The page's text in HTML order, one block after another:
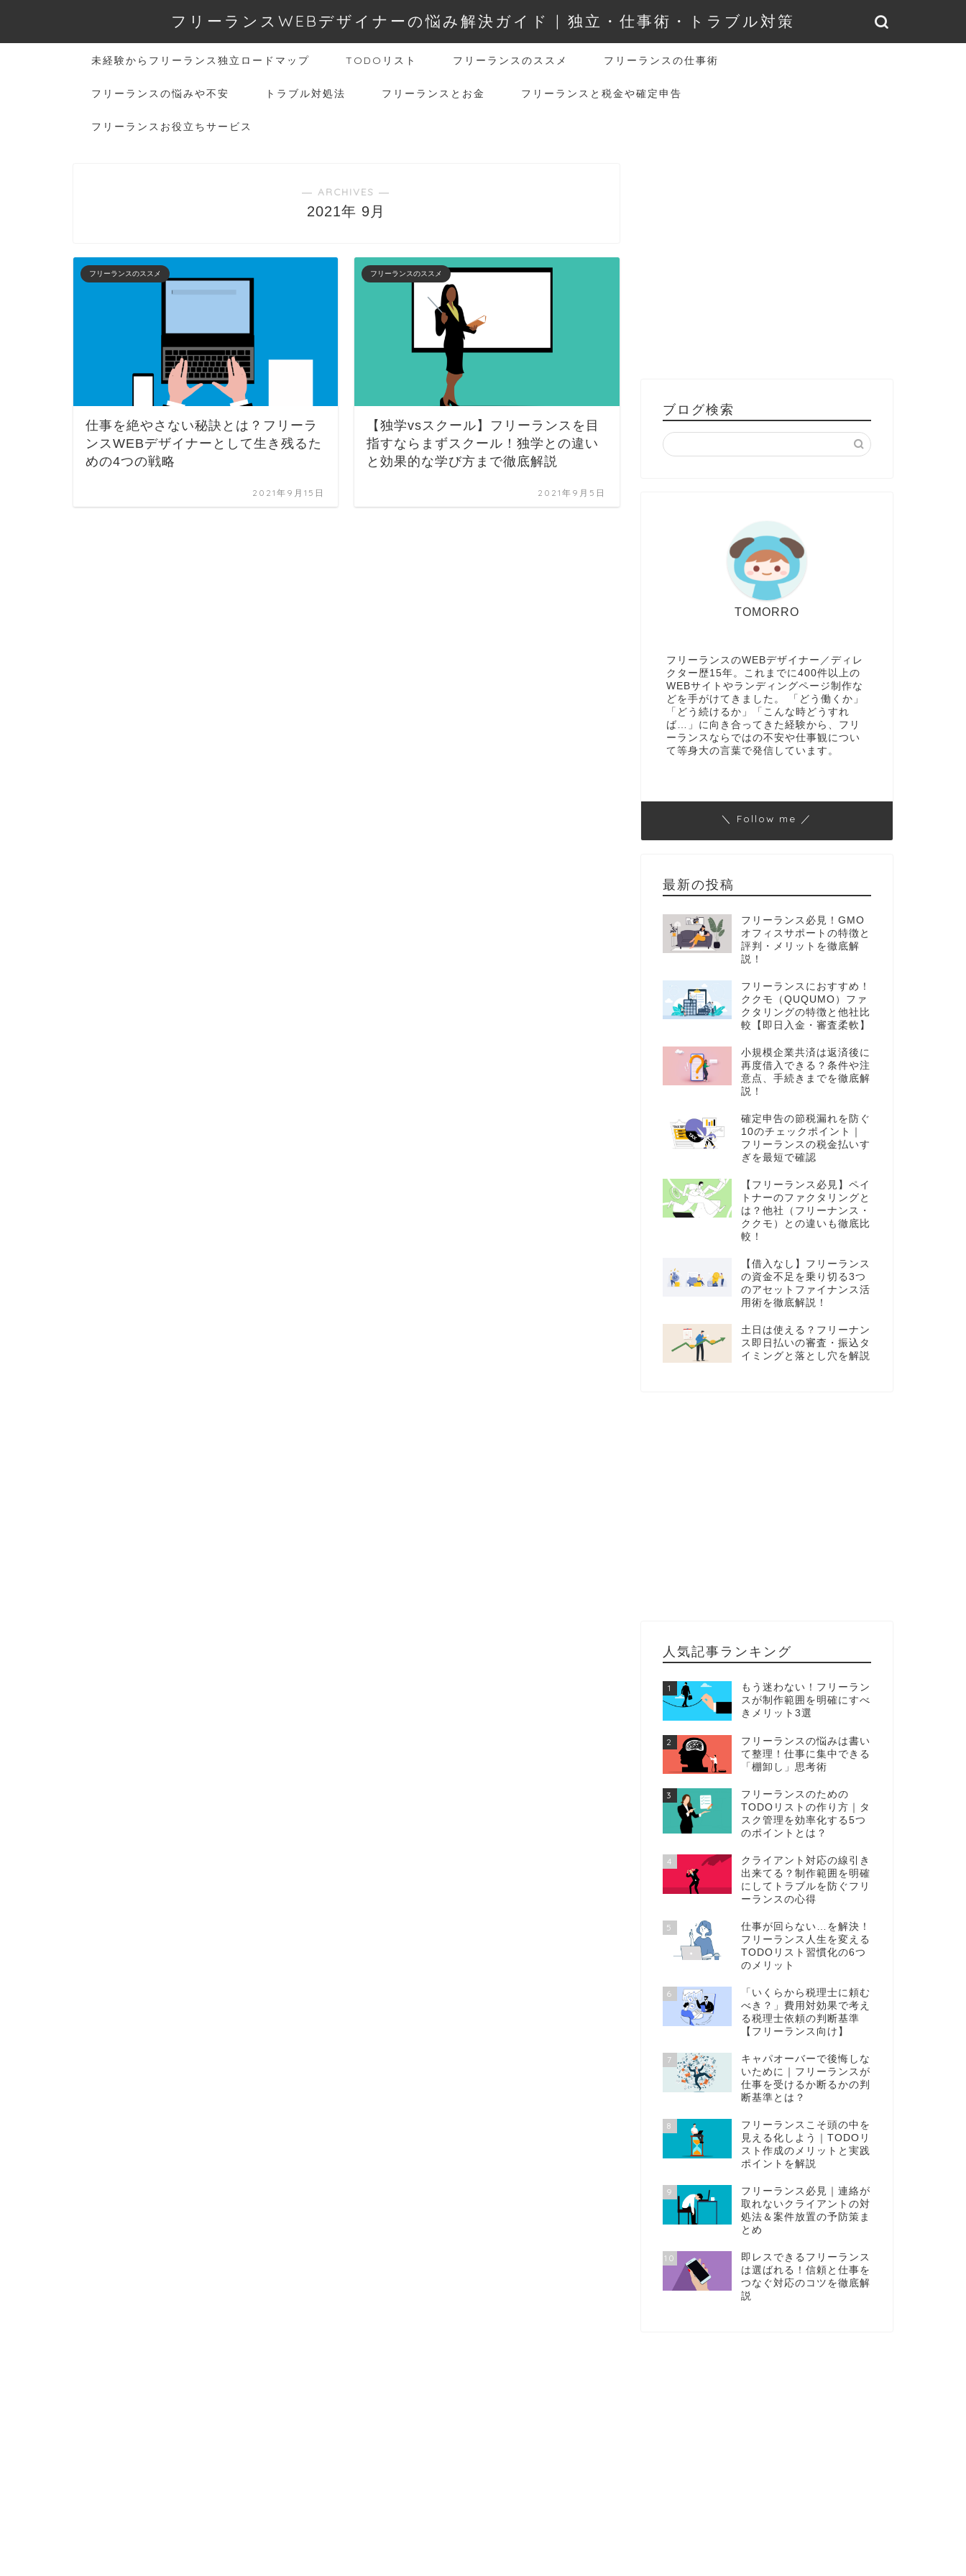
フリーランスWEBデザイナーの悩み解決ガイド | 独立・仕事術・トラブル対策
未経験からフリーランス独立ロードマップ TODOリスト フリーランスのススメ フリーランスの仕事術
フリーランスの悩みや不安 トラブル対処法 フリーランスとお金 フリーランスと税金や確定申告
フリーランスお役立ちサービス
― ARCHIVES ―
2021年 9月
フリーランスのススメ
仕事を絶やさない秘訣とは？フリーラ
ンスWEBデザイナーとして生き残るた
めの4つの戦略
2021年9月15日
フリーランスのススメ
【独学vsスクール】フリーランスを目
指すならまずスクール！独学との違い
と効果的な学び方まで徹底解説
2021年9月5日
ブログ検索
TOMORRO
フリーランスのWEBデザイナー／ディレ
クター歴15年。これまでに400件以上の
WEBサイトやランディングページ制作な
どを手がけてきました。 「どう働くか」
「どう続けるか」「こんな時どうすれ
ば…」に向き合ってきた経験から、フリ
ーランスならではの不安や仕事観につい
て等身大の言葉で発信しています。
＼ Follow me ／
最新の投稿
フリーランス必見！GMO
オフィスサポートの特徴と
評判・メリットを徹底解
説！
フリーランスにおすすめ！
ククモ（QUQUMO）ファ
クタリングの特徴と他社比
較【即日入金・審査柔軟】
小規模企業共済は返済後に
再度借入できる？条件や注
意点、手続きまでを徹底解
説！
確定申告の節税漏れを防ぐ
10のチェックポイント｜
フリーランスの税金払いす
ぎを最短で確認
【フリーランス必見】ペイ
トナーのファクタリングと
は？他社（フリーナンス・
ククモ）との違いも徹底比
較！
【借入なし】フリーランス
の資金不足を乗り切る3つ
のアセットファイナンス活
用術を徹底解説！
土日は使える？フリーナン
ス即日払いの審査・振込タ
イミングと落とし穴を解説
人気記事ランキング
1
もう迷わない！フリーラン
スが制作範囲を明確にすべ
きメリット3選
2
フリーランスの悩みは書い
て整理！仕事に集中できる
「棚卸し」思考術
3
フリーランスのための
TODOリストの作り方｜タ
スク管理を効率化する5つ
のポイントとは？
4
クライアント対応の線引き
出来てる？制作範囲を明確
にしてトラブルを防ぐフリ
ーランスの心得
5
仕事が回らない…を解決！
フリーランス人生を変える
TODOリスト習慣化の6つ
のメリット
6
「いくらから税理士に頼む
べき？」費用対効果で考え
る税理士依頼の判断基準
【フリーランス向け】
7
キャパオーバーで後悔しな
いために｜フリーランスが
仕事を受けるか断るかの判
断基準とは？
8
フリーランスこそ頭の中を
見える化しよう｜TODOリ
スト作成のメリットと実践
ポイントを解説
9
フリーランス必見｜連絡が
取れないクライアントの対
処法＆案件放置の予防策ま
とめ
10
即レスできるフリーランス
は選ばれる！信頼と仕事を
つなぐ対応のコツを徹底解
説